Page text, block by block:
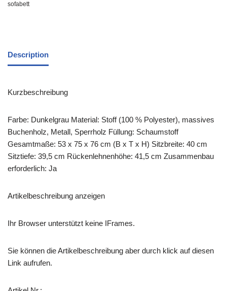
sofabett
Description
Kurzbeschreibung
Farbe: Dunkelgrau Material: Stoff (100 % Polyester), massives
Buchenholz, Metall, Sperrholz Füllung: Schaumstoff
Gesamtmaße: 53 x 75 x 76 cm (B x T x H) Sitzbreite: 40 cm
Sitztiefe: 39,5 cm Rückenlehnenhöhe: 41,5 cm Zusammenbau
erforderlich: Ja
Artikelbeschreibung anzeigen
Ihr Browser unterstützt keine IFrames.
Sie können die Artikelbeschreibung aber durch klick auf diesen
Link aufrufen.